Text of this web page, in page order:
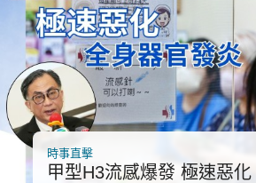
時事直擊
甲型H3流感爆發 極速惡化 全身器官發